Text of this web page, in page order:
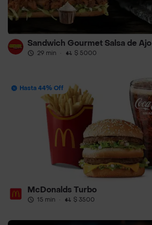
Sandwich Gourmet Salsa de Ajo
29 min · $ 5000
Hasta 44% Off
McDonalds Turbo
15 min · $ 3500